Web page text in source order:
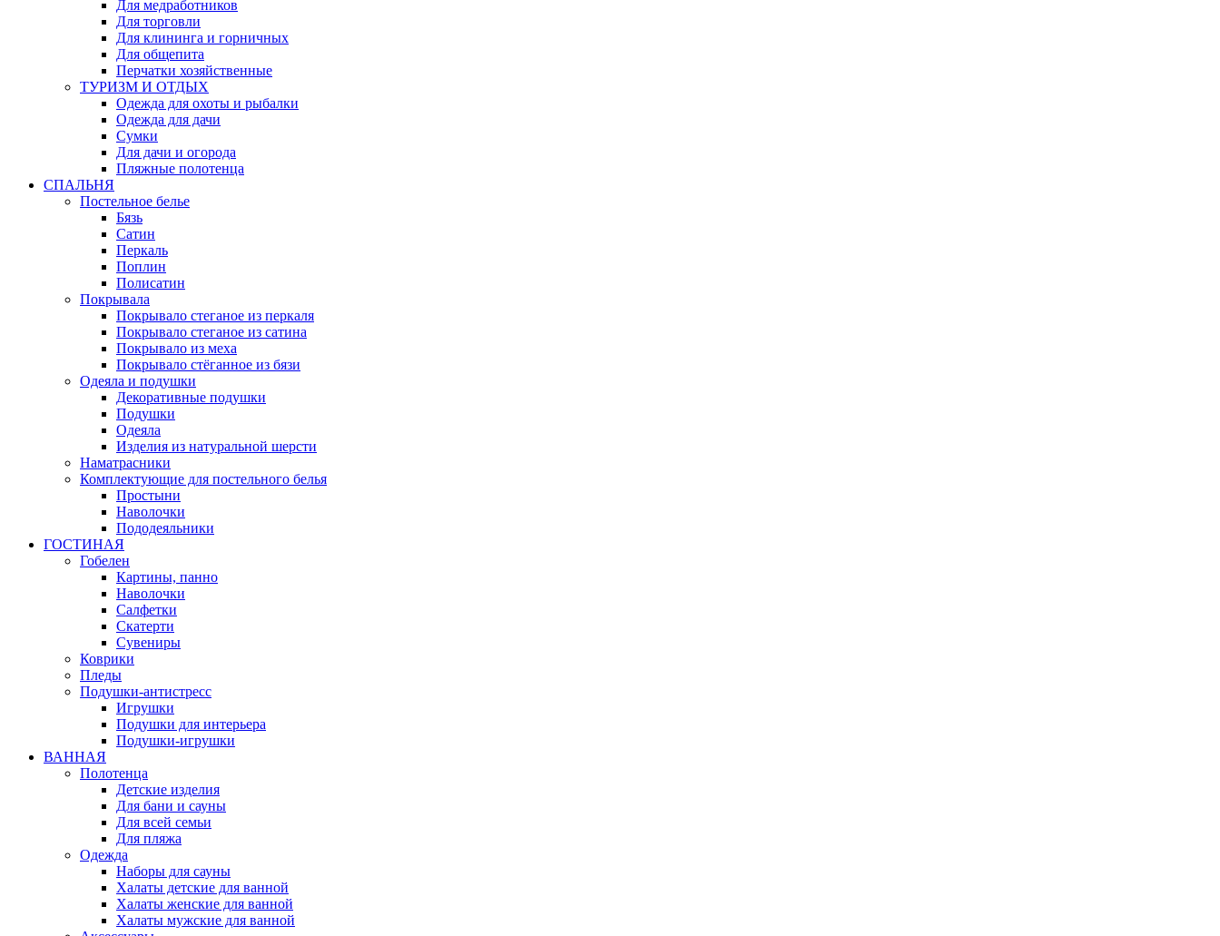
Для медработников
Для торговли
Для клининга и горничных
Для общепита
Перчатки хозяйственные
ТУРИЗМ И ОТДЫХ
Одежда для охоты и рыбалки
Одежда для дачи
Сумки
Для дачи и огорода
Пляжные полотенца
СПАЛЬНЯ
Постельное белье
Бязь
Сатин
Перкаль
Поплин
Полисатин
Покрывала
Покрывало стеганое из перкаля
Покрывало стеганое из сатина
Покрывало из меха
Покрывало стёганное из бязи
Одеяла и подушки
Декоративные подушки
Подушки
Одеяла
Изделия из натуральной шерсти
Наматраcники
Комплектующие для постельного белья
Простыни
Наволочки
Пододеяльники
ГОСТИНАЯ
Гобелен
Картины, панно
Наволочки
Салфетки
Скатерти
Сувениры
Коврики
Пледы
Подушки-антистресс
Игрушки
Подушки для интерьера
Подушки-игрушки
ВАННАЯ
Полотенца
Детские изделия
Для бани и сауны
Для всей семьи
Для пляжа
Одежда
Наборы для сауны
Халаты детские для ванной
Халаты женские для ванной
Халаты мужские для ванной